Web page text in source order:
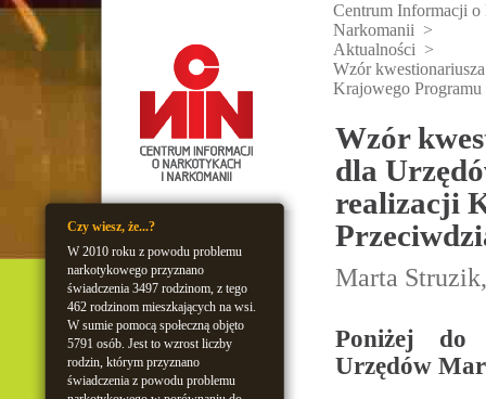
Czy wiesz, że...?
W 2010 roku z powodu problemu
narkotykowego przyznano
świadczenia 3497 rodzinom, z tego
462 rodzinom mieszkających na wsi.
W sumie pomocą społeczną objęto
5791 osób. Jest to wzrost liczby
rodzin, którym przyznano
świadczenia z powodu problemu
Centrum Informacji o
Narkomanii >
Aktualności >
Wzór
Krajowego Programu
Wzór
dla
realizacji
Marta
Poniżej do
Urzędów